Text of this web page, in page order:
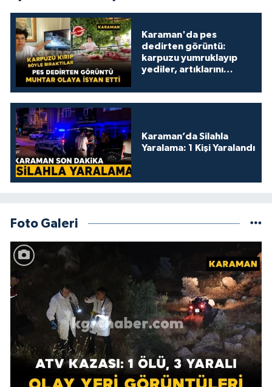
Karaman'da pes
dedirten görüntü:
karpuzu yumruklayıp
yediler, artıklarını
Karaman’da Silahla
Yaralama: 1 Kişi Yaralandı
Foto Galeri